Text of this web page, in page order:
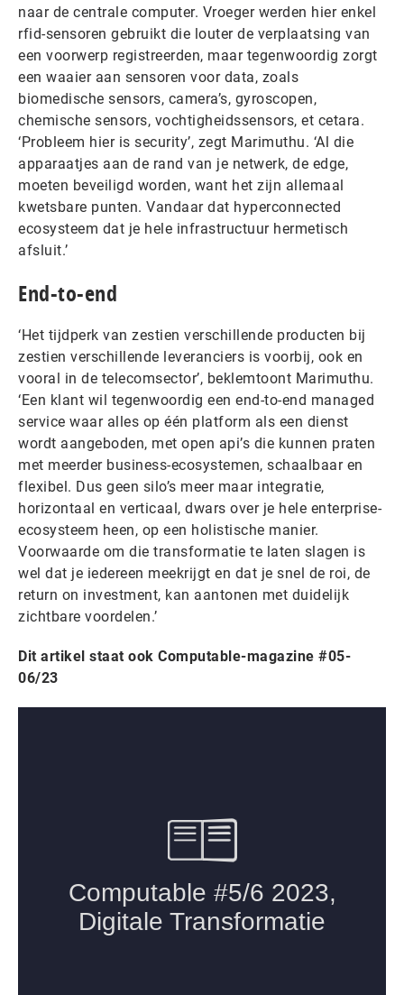
naar de centrale computer. Vroeger werden hier enkel
rfid-sensoren gebruikt die louter de verplaatsing van
een voorwerp registreerden, maar tegenwoordig zorgt
een waaier aan sensoren voor data, zoals
biomedische sensors, camera’s, gyroscopen,
chemische sensors, vochtigheidssensors, et cetara.
‘Probleem hier is security’, zegt Marimuthu. ‘Al die
apparaatjes aan de rand van je netwerk, de edge,
moeten beveiligd worden, want het zijn allemaal
kwetsbare punten. Vandaar dat hyperconnected
ecosysteem dat je hele infrastructuur hermetisch
afsluit.’
End-to-end
‘Het tijdperk van zestien verschillende producten bij
zestien verschillende leveranciers is voorbij, ook en
vooral in de telecomsector’, beklemtoont Marimuthu.
‘Een klant wil tegenwoordig een end-to-end managed
service waar alles op één platform als een dienst
wordt aangeboden, met open api’s die kunnen praten
met meerder business-ecosystemen, schaalbaar en
flexibel. Dus geen silo’s meer maar integratie,
horizontaal en verticaal, dwars over je hele enterprise-
ecosysteem heen, op een holistische manier.
Voorwaarde om die transformatie te laten slagen is
wel dat je iedereen meekrijgt en dat je snel de roi, de
return on investment, kan aantonen met duidelijk
zichtbare voordelen.’
Dit artikel staat ook Computable-magazine #05-
06/23